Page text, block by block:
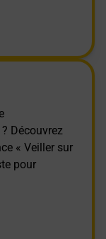
Découvrez
« Veiller sur
pour